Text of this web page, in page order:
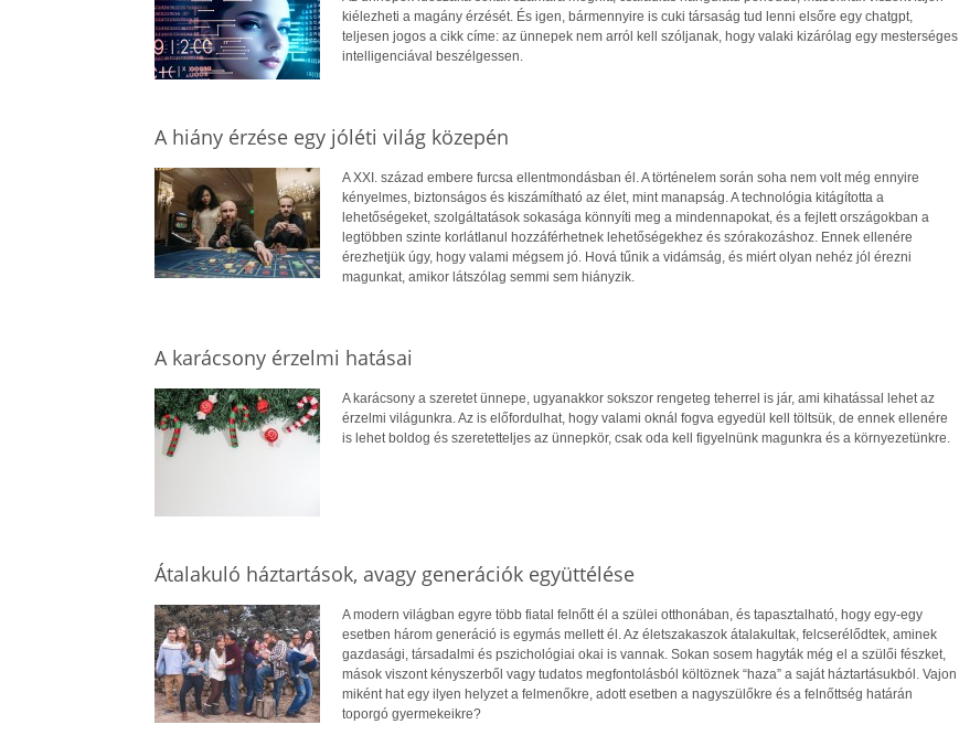
kiélezheti a magány érzését. És igen, bármennyire is cuki társaság tud lenni elsőre egy chatgpt,
teljesen jogos a cikk címe: az ünnepek nem arról kell szóljanak, hogy valaki kizárólag egy mesterséges
intelligenciával beszélgessen.
A hiány érzése egy jóléti világ közepén
A XXI. század embere furcsa ellentmondásban él. A történelem során soha nem volt még ennyire
kényelmes, biztonságos és kiszámítható az élet, mint manapság. A technológia kitágította a
lehetőségeket, szolgáltatások sokasága könnyíti meg a mindennapokat, és a fejlett országokban a
legtöbben szinte korlátlanul hozzáférhetnek lehetőségekhez és szórakozáshoz. Ennek ellenére
érezhetjük úgy, hogy valami mégsem jó. Hová tűnik a vidámság, és miért olyan nehéz jól érezni
magunkat, amikor látszólag semmi sem hiányzik.
A karácsony érzelmi hatásai
A karácsony a szeretet ünnepe, ugyanakkor sokszor rengeteg teherrel is jár, ami kihatással lehet az
érzelmi világunkra. Az is előfordulhat, hogy valami oknál fogva egyedül kell töltsük, de ennek ellenére
is lehet boldog és szeretetteljes az ünnepkör, csak oda kell figyelnünk magunkra és a környezetünkre.
Átalakuló háztartások, avagy generációk együttélése
A modern világban egyre több fiatal felnőtt él a szülei otthonában, és tapasztalható, hogy egy-egy
esetben három generáció is egymás mellett él. Az életszakaszok átalakultak, felcserélődtek, aminek
gazdasági, társadalmi és pszichológiai okai is vannak. Sokan sosem hagyták még el a szülői fészket,
mások viszont kényszerből vagy tudatos megfontolásból költöznek “haza” a saját háztartásukból. Vajon
miként hat egy ilyen helyzet a felmenőkre, adott esetben a nagyszülőkre és a felnőttség határán
toporgó gyermekeikre?